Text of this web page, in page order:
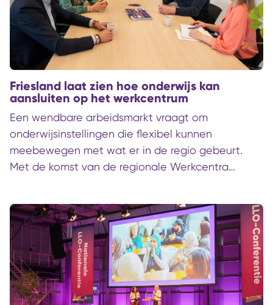
Friesland laat zien hoe onderwijs kan
aansluiten op het werkcentrum
Een wendbare arbeidsmarkt vraagt om
onderwijsinstellingen die flexibel kunnen
meebewegen met wat er in de regio gebeurt.
Met de komst van de regionale Werkcentra
worden geleid. Maar wie van baan wil
veranderen, heeft daar vaak bij- of omscholing
voor nodig. In Friesland is daarom een nieuwe
aanpak getest: met een vast aanspreekpunt in
het werkcentrum, ondersteund door een netwerk
van onderwijsinstellingen. Daardoor worden